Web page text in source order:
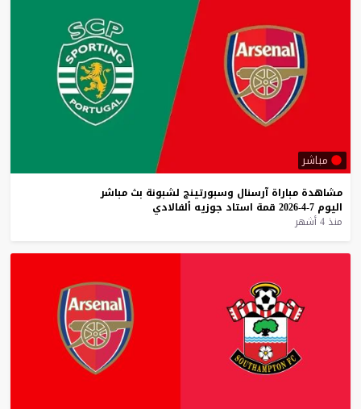
مباشر
مشاهدة مباراة آرسنال وسبورتينج لشبونة بث مباشر
اليوم 7-4-2026 قمة استاد جوزيه ألفالادي
منذ 4 أشهر